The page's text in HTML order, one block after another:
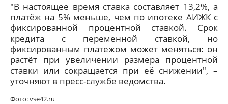
"В настоящее время ставка составляет 13,2%, а
платёж на 5% меньше, чем по ипотеке АИЖК с
фиксированной процентной ставкой. Срок
кредита с переменной ставкой, но
фиксированным платежом может меняться: он
растёт при увеличении размера процентной
ставки или сокращается при её снижении", –
уточняют в пресс-службе ведомства.
Фото: vse42.ru